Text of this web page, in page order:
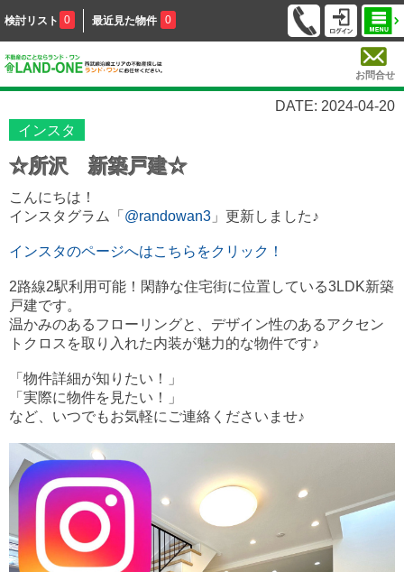
検討リスト 0 最近見た物件 0
お問合せ
DATE: 2024-04-20
インスタ
☆所沢 新築戸建☆
こんにちは！
インスタグラム「 @randowan3 」更新しました♪
インスタのページへはこちらをクリック！
2路線2駅利用可能！閑静な住宅街に位置している3LDK新築
戸建です。
温かみのあるフローリングと、デザイン性のあるアクセン
トクロスを取り入れた内装が魅力的な物件です♪
「物件詳細が知りたい！」
「実際に物件を見たい！」
など、いつでもお気軽にご連絡くださいませ♪